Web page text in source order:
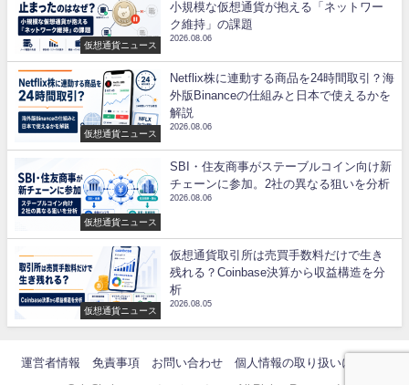
仮想通貨ニュース
小規模な仮想通貨が抱える「ネットワー
ク維持」の課題
2026.08.06
仮想通貨ニュース
Netflix株に連動する商品を24時間取引？海
外版Binanceの仕組みと日本で使えるかを
解説
2026.08.06
仮想通貨ニュース
SBI・住友商事がステーブルコイン向け新
チェーンに参加。2社の異なる狙いを分析
2026.08.06
仮想通貨ニュース
仮想通貨取引所は売買手数料だけで生き
残れる？Coinbase決算から収益構造を分
析
2026.08.05
運営者情報 免責事項 お問い合わせ 個人情報の取り扱いについて